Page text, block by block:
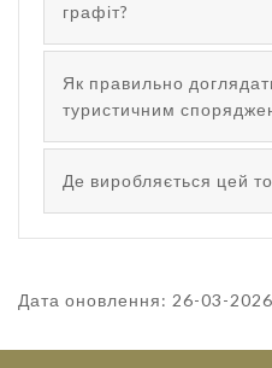
графіт?
Як правильно
туристичним
Де виробляється цей
Дата оновлення: 26-03-2026